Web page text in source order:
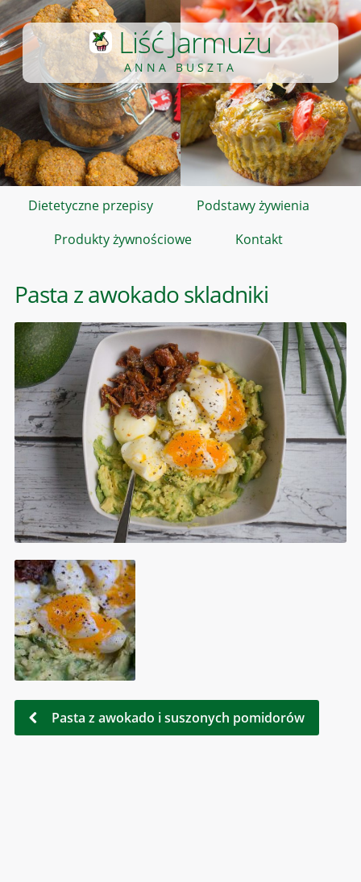
Liść Jarmużu
ANNA BUSZTA
Dietetyczne przepisy
Podstawy żywienia
Produkty żywnościowe
Kontakt
Pasta z awokado skladniki
Pasta z awokado i suszonych pomidorów